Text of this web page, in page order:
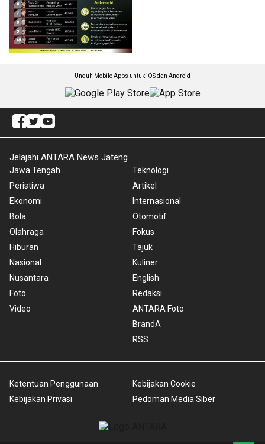
Unduh Mobile Apps untuk iOS dan Android
Jelajahi ANTARA News Jateng
Jawa Tengah
Peristiwa
Ekonomi
Bola
Olahraga
Hiburan
Nasional
Nusantara
Foto
Video
Teknologi
Artikel
Internasional
Otomotif
Fokus
Tajuk
Kuliner
English
Redaksi
ANTARA Foto
BrandA
RSS
Ketentuan Penggunaan
Kebijakan Privasi
Kebijakan Cookie
Pedoman Media Siber